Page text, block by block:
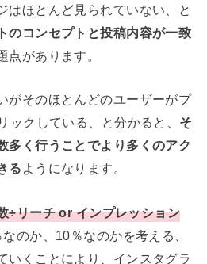
はほとんど見られていない、と
のコンセプトと投稿内容が一致
点があります。
がそのほとんどのユーザーがプ
ックしている、と分かると、 そ
多く行うことでより多くのアク
る ようになります。
÷リーチ or インプレッション
のか、10％なのかを考える、
いくことにより、インスタグラ